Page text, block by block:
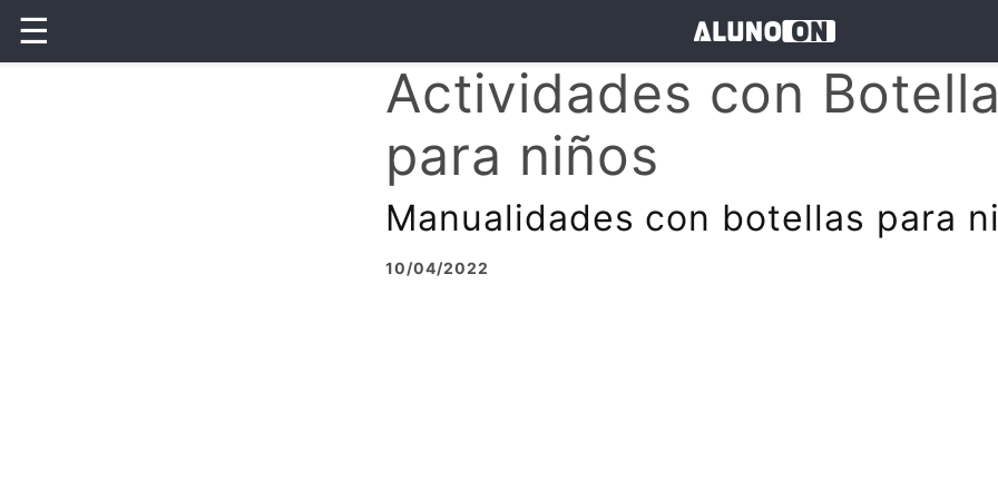
☰
Actividades con
para niños
Manualidades con botellas para
10/04/2022